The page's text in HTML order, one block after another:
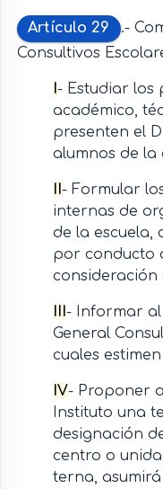
Artículo 29
.-
Consultivos
- Estudiar los
académico,
presenten el
alumnos de la
- Formular
internas de
de la escuela,
por conducto
consideración
- Informar al
General
cuales
IV- Proponer
Instituto una
designación
centro o
terna,